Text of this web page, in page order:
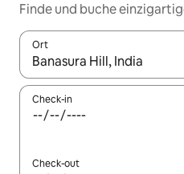
Finde und buche
Ort
Wenn Ergebnisse verfügbar
Check-in
Check-out